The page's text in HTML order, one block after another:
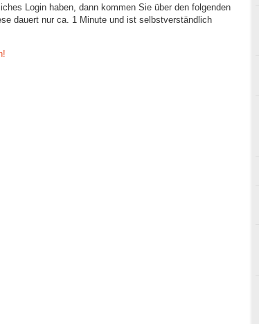
Login haben, dann kommen Sie über den folgenden
dauert nur ca. 1 Minute und ist selbstverständlich